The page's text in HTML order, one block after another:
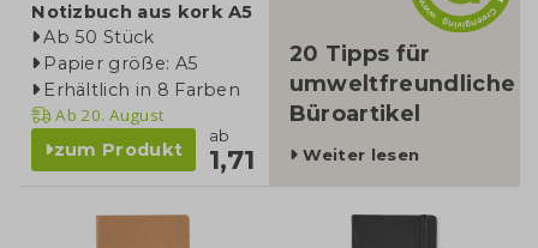
Notizbuch aus kork A5
Ab 50 Stück
Papier größe: A5
Erhältlich in 8 Farben
Ab 20. August
zum Produkt
ab
1,71
20 Tipps für
umweltfreundliche
Büroartikel
Weiter lesen